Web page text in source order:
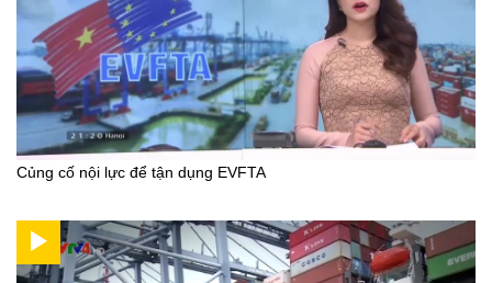
Củng cố nội lực để tận dụng EVFTA